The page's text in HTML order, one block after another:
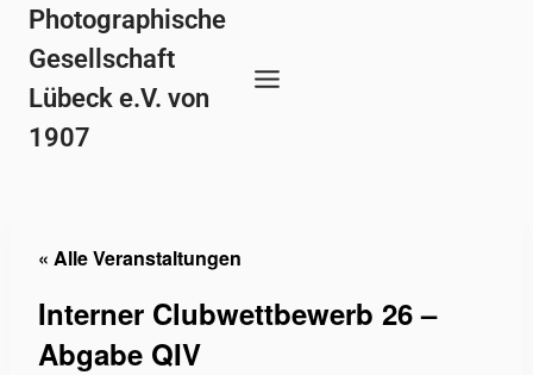
Zum
Inhalt
springen
Photographische
Gesellschaft
Lübeck e.V. von
1907
« Alle Veranstaltungen
Interner Clubwettbewerb 26 –
Abgabe QIV